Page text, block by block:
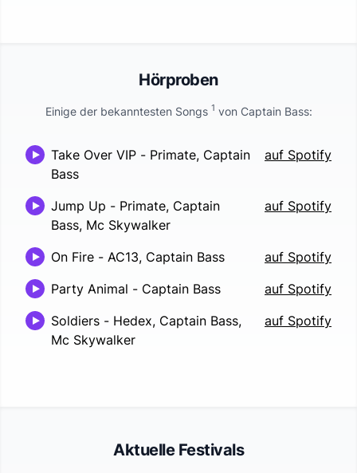
Hörproben
Einige der bekanntesten Songs 1 von Captain Bass:
Take Over VIP - Primate, Captain
Bass
auf Spotify
Jump Up - Primate, Captain
Bass, Mc Skywalker
auf Spotify
On Fire - AC13, Captain Bass
auf Spotify
Party Animal - Captain Bass
auf Spotify
Soldiers - Hedex, Captain Bass,
Mc Skywalker
auf Spotify
Aktuelle Festivals